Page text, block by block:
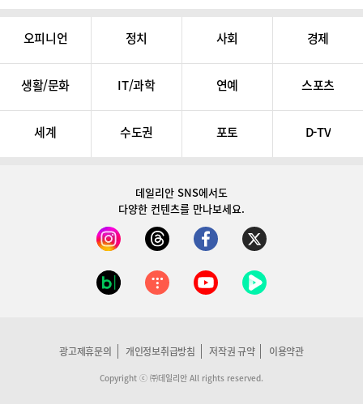
오피니언 정치 사회 경제
생활/문화 IT/과학 연예 스포츠
세계 수도권 포토 D-TV
데일리안 SNS에서도
다양한 컨텐츠를 만나보세요.
광고제휴문의 개인정보취급방침 저작권 규약 이용약관
Copyright ⓒ ㈜데일리안 All rights reserved.